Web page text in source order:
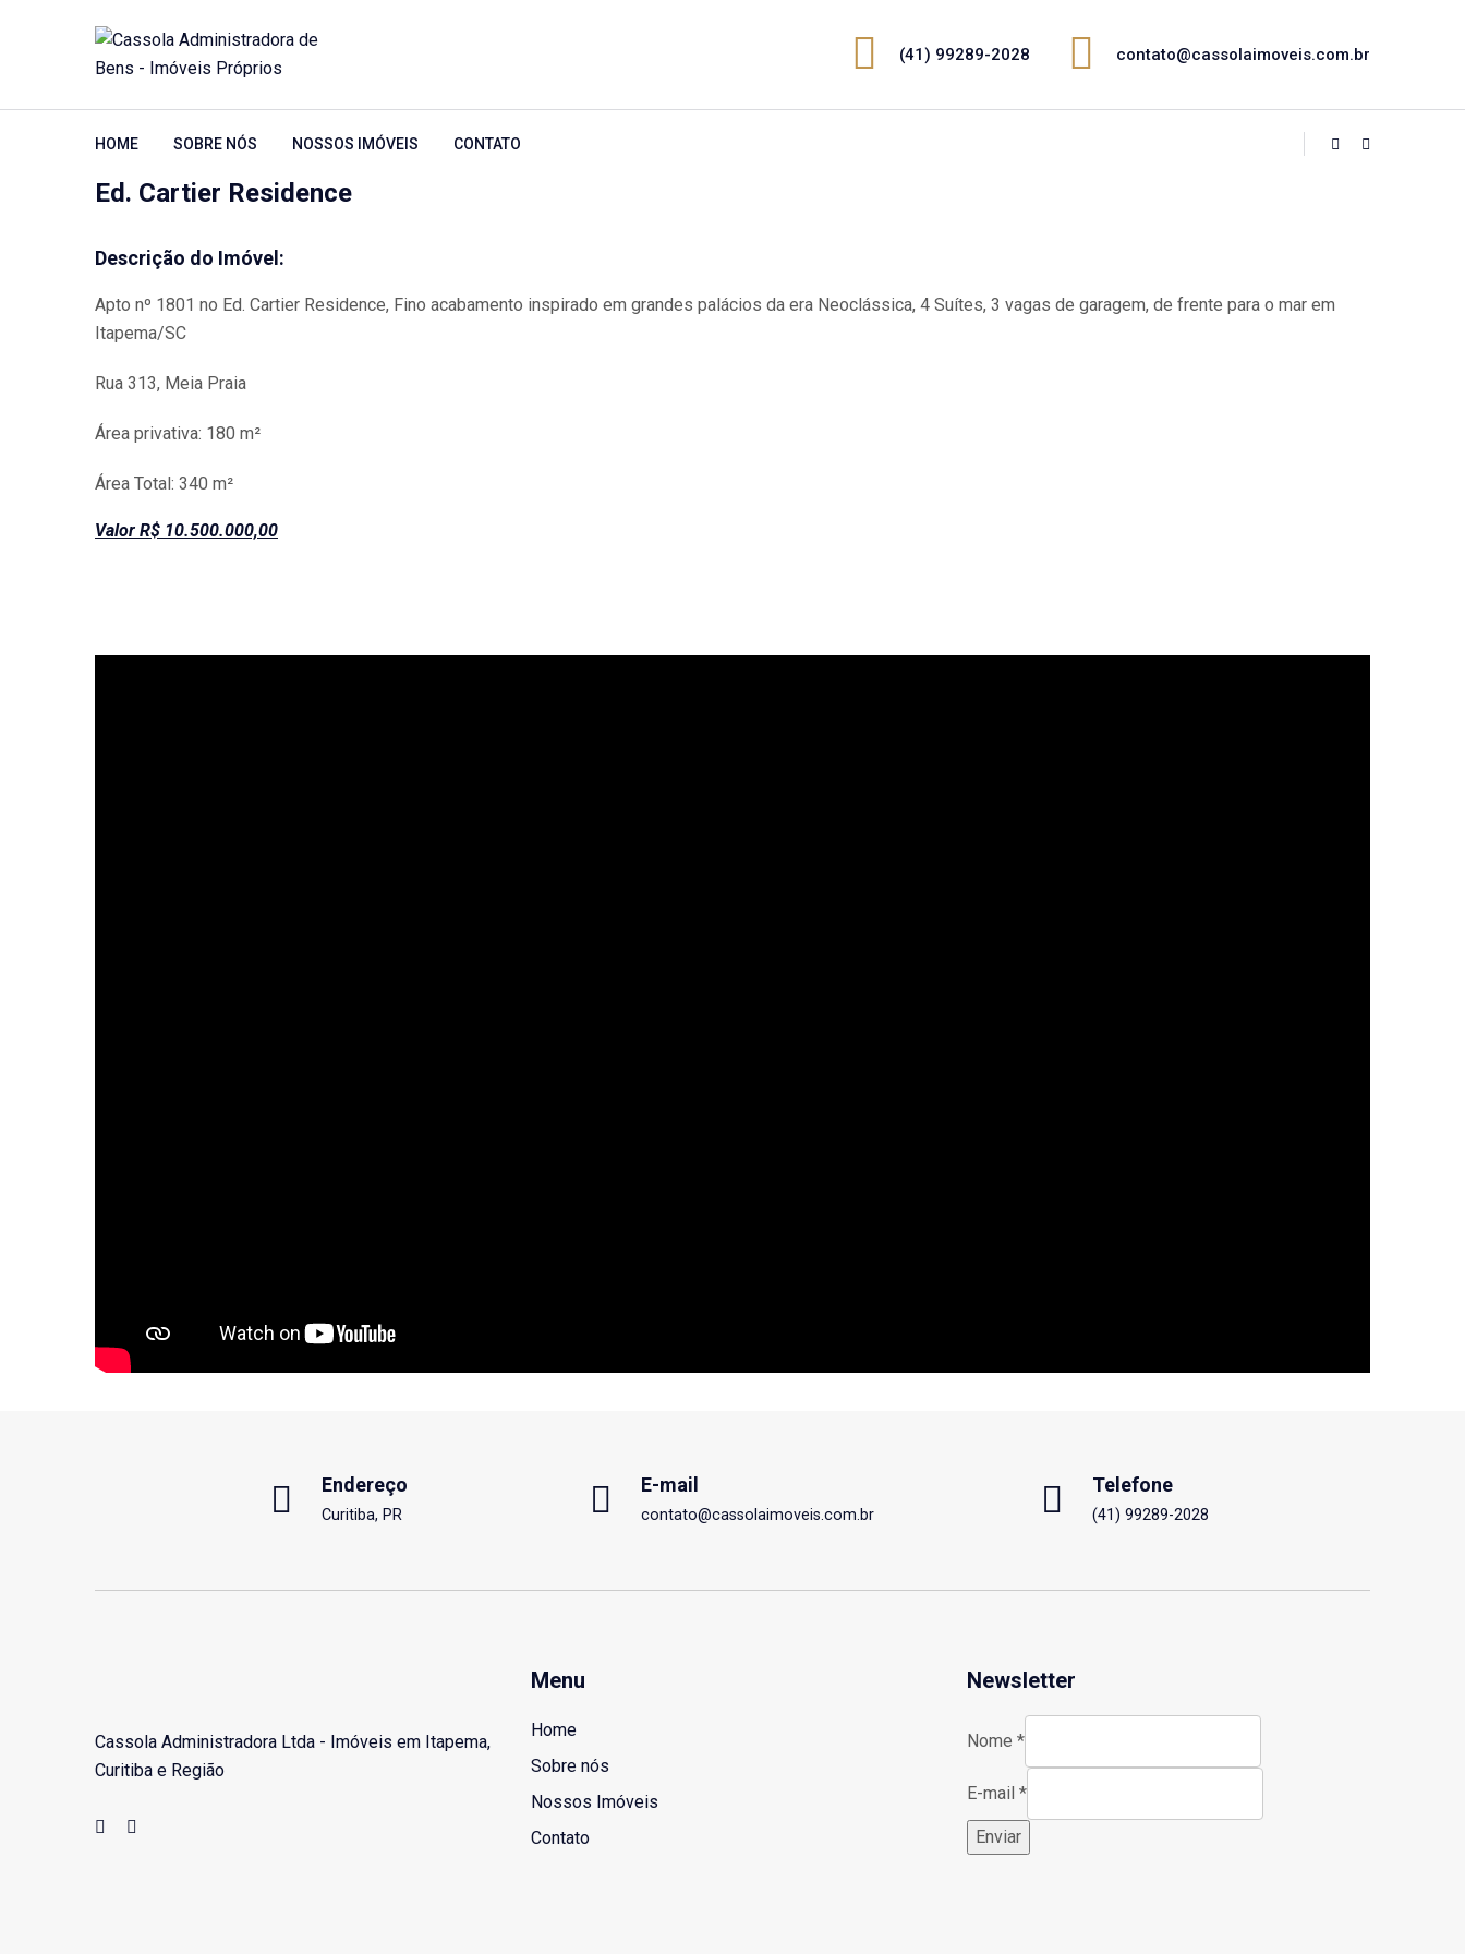
(41) 99289-2028 contato@cassolaimoveis.com.br
HOME SOBRE NÓS NOSSOS IMÓVEIS CONTATO
Ed. Cartier Residence
Descrição do Imóvel:
Apto nº 1801 no Ed. Cartier Residence, Fino acabamento inspirado em grandes palácios da era Neoclássica, 4 Suítes, 3 vagas de garagem, de frente para o mar em
Itapema/SC
Rua 313, Meia Praia
Área privativa: 180 m²
Área Total: 340 m²
Valor R$ 10.500.000,00
Endereço
Curitiba, PR
E-mail
contato@cassolaimoveis.com.br
Telefone
(41) 99289-2028
Cassola Administradora Ltda - Imóveis em Itapema,
Curitiba e Região
Menu
Home
Sobre nós
Nossos Imóveis
Contato
Newsletter
Nome *
E-mail *
Enviar